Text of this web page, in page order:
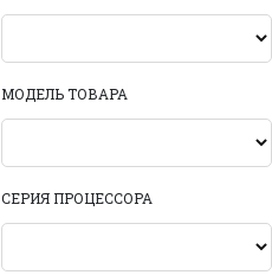
МОДЕЛЬ ТОВАРА
СЕРИЯ ПРОЦЕССОРА